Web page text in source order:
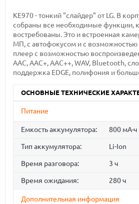
KE970 - тонкий "слайдер" от LG. В
собраны все необходимые функции,
востребованы. Это и встроенная
MП, c автофокусом и с возможностью
плеер с возможностью
AAC, AAC+, AAC++, WAV, Bluetooth,
поддержка EDGE, полифония и
ОСНОВНЫЕ ТЕХНИЧЕСКИЕ
Питание
Емкость аккумулятора: 800 мА·ч
Тип аккумулятора: Li-Ion
Время разговора: 3 ч
Время ожидания: 280 ч
Дополнительная информация